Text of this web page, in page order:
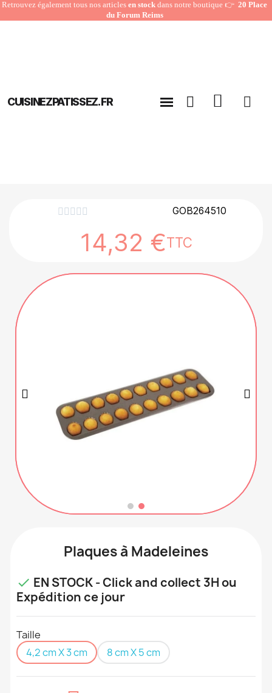
Retrouvez également tous nos articles en stock dans notre boutique 👉20 Place
du Forum Reims
CUISINEZPATISSEZ.FR
     GOB264510
14,32 €TTC
Plaques à Madeleines
 EN STOCK - Click and collect 3H ou
Expédition ce jour
Taille
4,2 cm X 3 cm
8 cm X 5 cm